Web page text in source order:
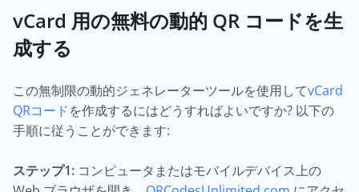
vCard 用の無料の動的 QR コードを生
成する
この無制限の動的ジェネレーターツールを使用してvCard
QRコードを作成するにはどうすればよいですか? 以下の
手順に従うことができます:
ステップ1: コンピュータまたはモバイルデバイス上の